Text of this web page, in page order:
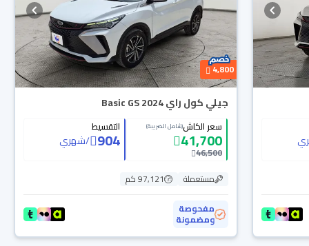
4,800
جيلي كول راي Basic GS 2024
سعر الكاش(شامل الضريبة)
41,700
46,500
التقسيط
904
/شهري
مستعملة
97,121 كم
مفحوصة
ومضمونة